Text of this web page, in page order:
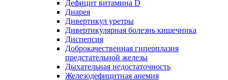
Дефицит витамина D
Диарея
Дивертикул уретры
Дивертикулярная болезнь кишечника
Диспепсия
Доброкачественная гиперплазия
предстательной железы
Дыхательная недостаточность
Железодефицитная анемия